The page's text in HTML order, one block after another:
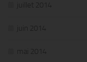
juillet 2014
juin 2014
mai 2014